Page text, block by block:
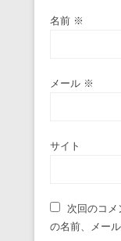
名前 ※
メール ※
サイト
次回のコ
の名前、メー